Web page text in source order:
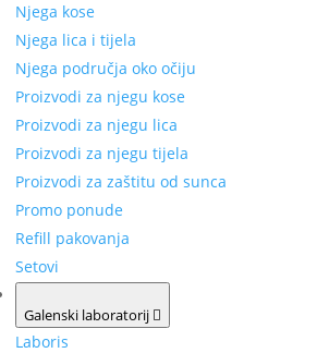
Njega kose
Njega lica i tijela
Njega područja oko očiju
Proizvodi za njegu kose
Proizvodi za njegu lica
Proizvodi za njegu tijela
Proizvodi za zaštitu od sunca
Promo ponude
Refill pakovanja
Setovi
Galenski laboratorij
Laboris